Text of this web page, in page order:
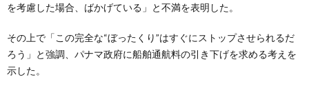
を考慮した場合、ばかげている」と不満を表明した。
その上で「この完全な“ぼったくり”はすぐにストップさせられるだ
ろう」と強調、パナマ政府に船舶通航料の引き下げを求める考えを
示した。